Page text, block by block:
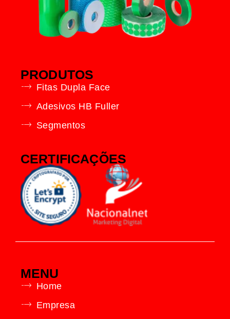
PRODUTOS
Fitas Dupla Face
Adesivos HB Fuller
Segmentos
CERTIFICAÇÕES
MENU
Home
Empresa